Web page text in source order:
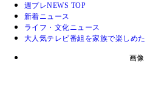
週プレNEWS TOP
新着ニュース
ライフ・文化ニュース
大人気テレビ番組を家族で楽しめ
画像